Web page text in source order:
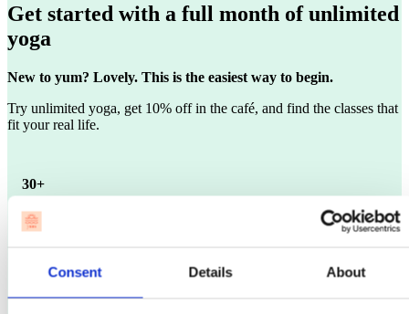
Consent Details About
Get started with a full month of unlimited
yoga
New to yum? Lovely. This is the easiest way to begin.
Try unlimited yoga, get 10% off in the café, and find the classes that
fit your real life.
30+
Din første hele måned hos yum